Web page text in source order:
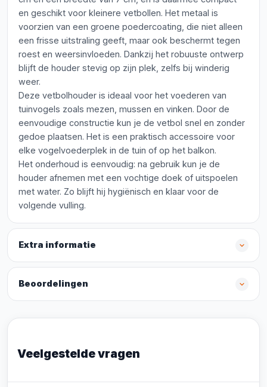
en geschikt voor kleinere vetbollen. Het metaal is
voorzien van een groene poedercoating, die niet alleen
een frisse uitstraling geeft, maar ook beschermt tegen
roest en weersinvloeden. Dankzij het robuuste ontwerp
blijft de houder stevig op zijn plek, zelfs bij winderig
weer.
Deze vetbolhouder is ideaal voor het voederen van
tuinvogels zoals mezen, mussen en vinken. Door de
eenvoudige constructie kun je de vetbol snel en zonder
gedoe plaatsen. Het is een praktisch accessoire voor
elke vogelvoederplek in de tuin of op het balkon.
Het onderhoud is eenvoudig: na gebruik kun je de
houder afnemen met een vochtige doek of uitspoelen
met water. Zo blijft hij hygiënisch en klaar voor de
volgende vulling.
Extra informatie
Beoordelingen
Veelgestelde vragen